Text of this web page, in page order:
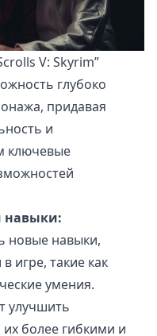
V: Skyrim”
глубоко
придавая
и
ключевые
навыки:
новые навыки,
игре, такие как
умения.
улучшить
более гибкими и